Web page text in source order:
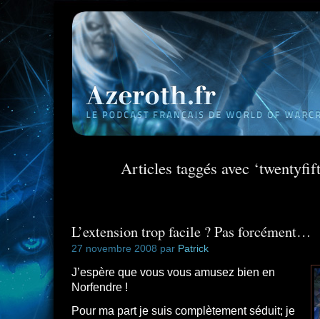
Articles taggés avec
L’extension trop facile ? Pas forcément…
27 novembre 2008 par Patrick
J’espère que vous vous amusez bien en
Norfendre !
Pour ma part je suis complètement séduit; je